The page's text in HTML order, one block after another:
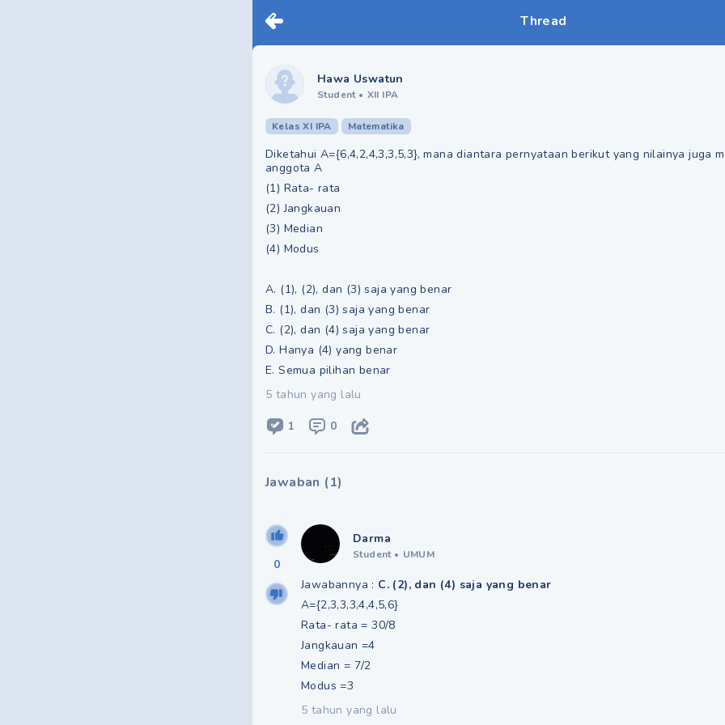
Thread
Hawa Uswatun
Student • XII IPA
Kelas XI IPA Matematika
Diketahui A={6,4,2,4,3,3,5,3}, mana diantara pernyataan berikut yang nilainya juga
anggota A
(1) Rata- rata
(2) Jangkauan
(3) Median
(4) Modus
A. (1), (2), dan (3) saja yang benar
B. (1), dan (3) saja yang benar
C. (2), dan (4) saja yang benar
D. Hanya (4) yang benar
E. Semua pilihan benar
5 tahun yang lalu
1 0
Jawaban (1)
0
Darma
Student • UMUM
Jawabannya : C. (2), dan (4) saja yang benar
A={2,3,3,3,4,4,5,6}
Rata- rata = 30/8
Jangkauan =4
Median = 7/2
Modus =3
5 tahun yang lalu